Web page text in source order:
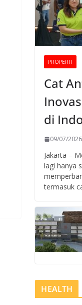
PROPERTI
Cat
di
09/07/2026
Jakarta –
lagi hanya
termasuk
HEALTH